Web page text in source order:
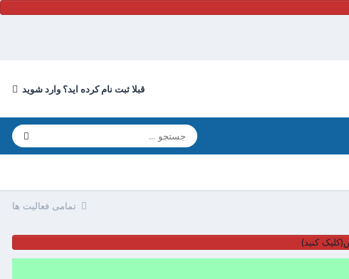
قبلا ثبت نام کرده اید؟ وارد شوید
تمامی فعالیت ها
کنید)